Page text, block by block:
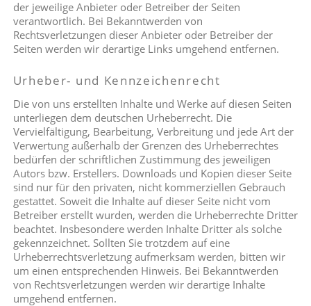
der jeweilige Anbieter oder Betreiber der Seiten
verantwortlich. Bei Bekanntwerden von
Rechtsverletzungen dieser Anbieter oder Betreiber der
Seiten werden wir derartige Links umgehend entfernen.
Urheber- und Kennzeichenrecht
Die von uns erstellten Inhalte und Werke auf diesen Seiten
unterliegen dem deutschen Urheberrecht. Die
Vervielfältigung, Bearbeitung, Verbreitung und jede Art der
Verwertung außerhalb der Grenzen des Urheberrechtes
bedürfen der schriftlichen Zustimmung des jeweiligen
Autors bzw. Erstellers. Downloads und Kopien dieser Seite
sind nur für den privaten, nicht kommerziellen Gebrauch
gestattet. Soweit die Inhalte auf dieser Seite nicht vom
Betreiber erstellt wurden, werden die Urheberrechte Dritter
beachtet. Insbesondere werden Inhalte Dritter als solche
gekennzeichnet. Sollten Sie trotzdem auf eine
Urheberrechtsverletzung aufmerksam werden, bitten wir
um einen entsprechenden Hinweis. Bei Bekanntwerden
von Rechtsverletzungen werden wir derartige Inhalte
umgehend entfernen.